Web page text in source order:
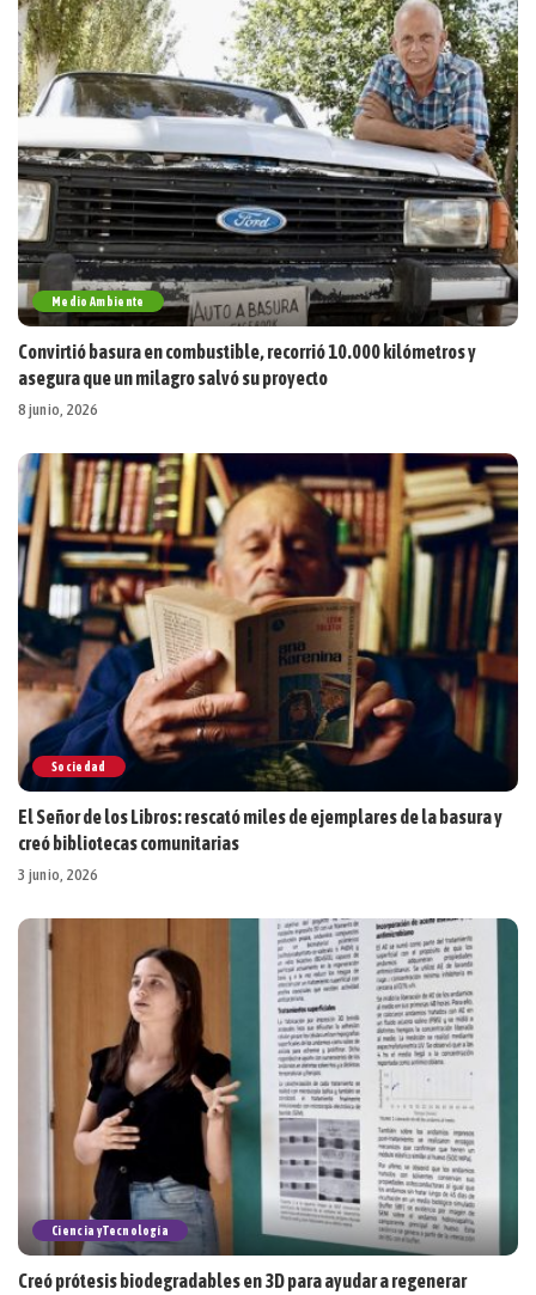
Medio Ambiente
Convirtió basura en combustible, recorrió 10.000 kilómetros y
asegura que un milagro salvó su proyecto
8 junio, 2026
Sociedad
El Señor de los Libros: rescató miles de ejemplares de la basura y
creó bibliotecas comunitarias
3 junio, 2026
Ciencia y Tecnología
Creó prótesis biodegradables en 3D para ayudar a regenerar